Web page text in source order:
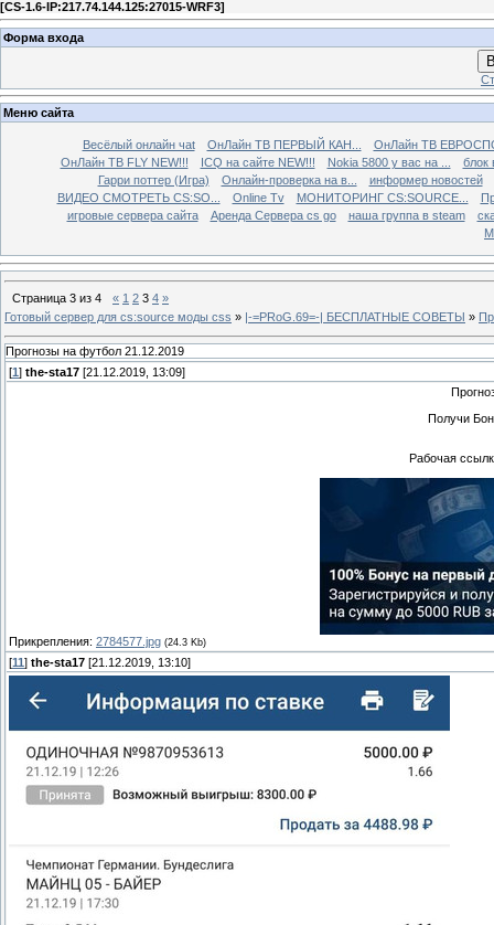
[CS-1.6-IP:217.74.144.125:27015-WRF3]
Форма входа
Меню сайта
Весёлый онлайн чаt ОнЛайн ТВ ПЕРВЫЙ КАН...
ОнЛайн ТВ
ОнЛайн ТВ FLY NEW!!!
ICQ на сайте NEW!!! Nokia 5800 у вас на ...
блок
Гарри поттер (Игра)
Онлайн-проверка на в...
информер новостей
ВИДЕО СМОТРЕТЬ CS:SO...
Online Tv МОНИТОРИНГ CS:SOURCE...
игровые сервера сайта
Аренда Сервера cs go наша группа в steam
Страница 3 из 4 « 1 2 3 4 »
Готовый сервер для cs:source моды css » |-=PRoG.69=-| БЕСПЛАТНЫЕ СОВЕТЫ »
Прогнозы на футбол 21.12.2019
[1 ] the-sta17 [21.12.2019, 13:09]
Получи
Рабочая
Прикрепления: 2784577.jpg (24.3 Kb)
[11 ] the-sta17 [21.12.2019, 13:10]